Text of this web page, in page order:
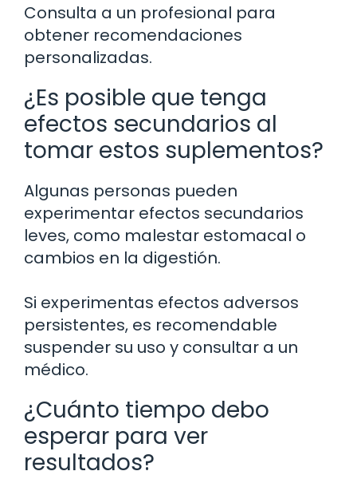
Consulta a un profesional para
obtener recomendaciones
personalizadas.
¿Es posible que tenga
efectos secundarios al
tomar estos suplementos?
Algunas personas pueden
experimentar efectos secundarios
leves, como malestar estomacal o
cambios en la digestión.
Si experimentas efectos adversos
persistentes, es recomendable
suspender su uso y consultar a un
médico.
¿Cuánto tiempo debo
esperar para ver
resultados?